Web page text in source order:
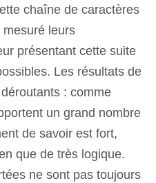
chaîne de caractères
mesuré leurs
présentant cette suite
Les résultats de
: comme
un grand nombre
de savoir est fort,
que de très logique.
ne sont pas toujours